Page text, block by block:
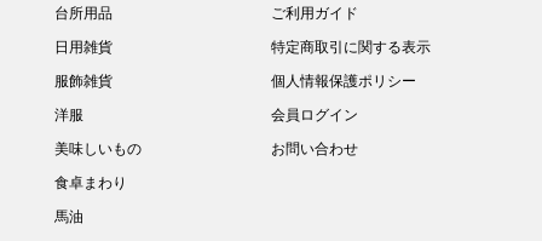
台所用品
日用雑貨
服飾雑貨
洋服
美味しいもの
食卓まわり
馬油
ご利用ガイド
特定商取引に関する表示
個人情報保護ポリシー
会員ログイン
お問い合わせ